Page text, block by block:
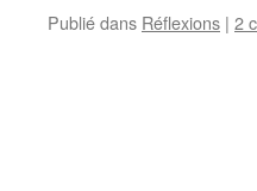
Publié dans Réflexions | 2